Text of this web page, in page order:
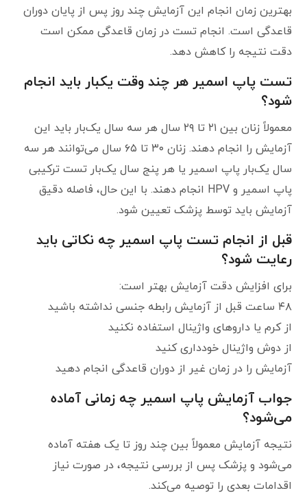
بهترین زمان انجام این آزمایش چند روز پس از پایان دوران
قاعدگی است. انجام تست در زمان قاعدگی ممکن است
دقت نتیجه را کاهش دهد.
تست پاپ اسمیر هر چند وقت یکبار باید انجام
شود؟
معمولاً زنان بین ۲۱ تا ۲۹ سال هر سه سال یک‌بار باید این
آزمایش را انجام دهند. زنان ۳۰ تا ۶۵ سال می‌توانند هر سه
سال یک‌بار پاپ اسمیر یا هر پنج سال یک‌بار تست ترکیبی
پاپ اسمیر و HPV انجام دهند. با این حال، فاصله دقیق
آزمایش باید توسط پزشک تعیین شود.
قبل از انجام تست پاپ اسمیر چه نکاتی باید
رعایت شود؟
برای افزایش دقت آزمایش بهتر است:
۴۸ ساعت قبل از آزمایش رابطه جنسی نداشته باشید
از کرم یا داروهای واژینال استفاده نکنید
از دوش واژینال خودداری کنید
آزمایش را در زمان غیر از دوران قاعدگی انجام دهید
جواب آزمایش پاپ اسمیر چه زمانی آماده
می‌شود؟
نتیجه آزمایش معمولاً بین چند روز تا یک هفته آماده
می‌شود و پزشک پس از بررسی نتیجه، در صورت نیاز
اقدامات بعدی را توصیه می‌کند.